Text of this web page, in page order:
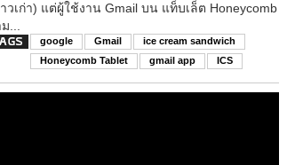
วเก่า) แต่ผู้ใช้งาน Gmail บน แท็บเล็ต Honeycomb
...
google Gmail
ice cream sandwich
Honeycomb Tablet
gmail app ICS